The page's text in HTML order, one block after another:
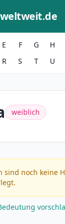
E F G H
R S T U
weiblich
sind noch keine